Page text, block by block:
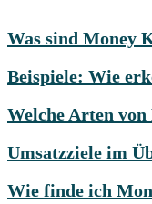
Was sind Money
Beispiele: Wie
Welche Arten von
Umsatzziele im
Wie finde ich